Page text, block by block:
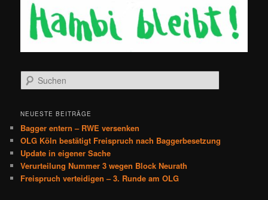
u
h
n
NEUESTE BEITRÄGE
Bagger entern – RWE versenken
OLG Köln bestätigt Freispruch nach Baggerbesetzung
Update in eigener Sache
Verurteilung Nummer 3 wegen Block Neurath
Freispruch verteidigen – 3. Runde am OLG